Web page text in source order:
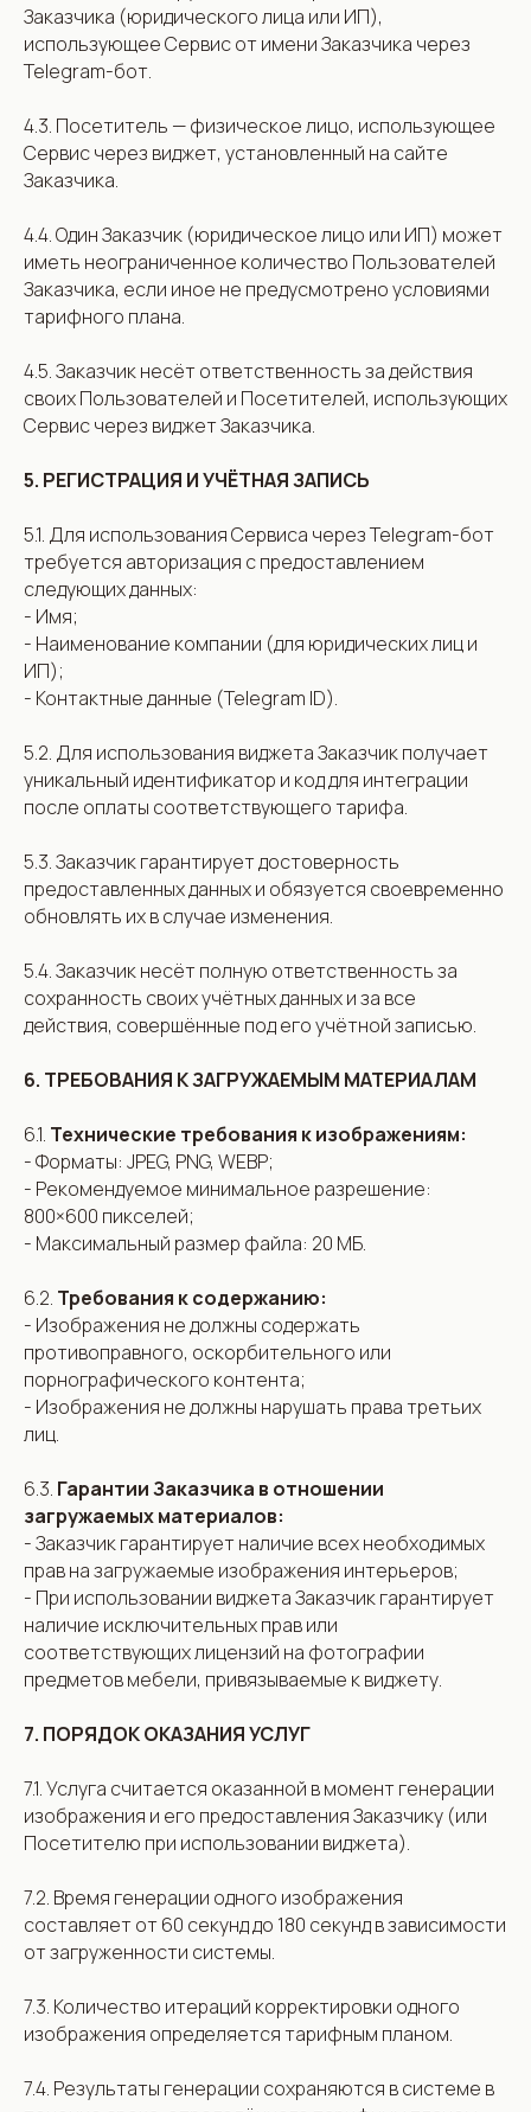
Заказчика (юридического лица или ИП),
использующее Сервис от имени Заказчика через
Telegram-бот.
4.3. Посетитель — физическое лицо, использующее
Сервис через виджет, установленный на сайте
Заказчика.
4.4. Один Заказчик (юридическое лицо или ИП) может
иметь неограниченное количество Пользователей
Заказчика, если иное не предусмотрено условиями
тарифного плана.
4.5. Заказчик несёт ответственность за действия
своих Пользователей и Посетителей, использующих
Сервис через виджет Заказчика.
5. РЕГИСТРАЦИЯ И УЧЁТНАЯ ЗАПИСЬ
5.1. Для использования Сервиса через Telegram-бот
требуется авторизация с предоставлением
следующих данных:
- Имя;
- Наименование компании (для юридических лиц и
ИП);
- Контактные данные (Telegram ID).
5.2. Для использования виджета Заказчик получает
уникальный идентификатор и код для интеграции
после оплаты соответствующего тарифа.
5.3. Заказчик гарантирует достоверность
предоставленных данных и обязуется своевременно
обновлять их в случае изменения.
5.4. Заказчик несёт полную ответственность за
сохранность своих учётных данных и за все
действия, совершённые под его учётной записью.
6. ТРЕБОВАНИЯ К ЗАГРУЖАЕМЫМ МАТЕРИАЛАМ
6.1. Технические требования к изображениям:
- Форматы: JPEG, PNG, WEBP;
- Рекомендуемое минимальное разрешение:
800×600 пикселей;
- Максимальный размер файла: 20 МБ.
6.2. Требования к содержанию:
- Изображения не должны содержать
противоправного, оскорбительного или
порнографического контента;
- Изображения не должны нарушать права третьих
лиц.
6.3. Гарантии Заказчика в отношении
загружаемых материалов:
- Заказчик гарантирует наличие всех необходимых
прав на загружаемые изображения интерьеров;
- При использовании виджета Заказчик гарантирует
наличие исключительных прав или
соответствующих лицензий на фотографии
предметов мебели, привязываемые к виджету.
7. ПОРЯДОК ОКАЗАНИЯ УСЛУГ
7.1. Услуга считается оказанной в момент генерации
изображения и его предоставления Заказчику (или
Посетителю при использовании виджета).
7.2. Время генерации одного изображения
составляет от 60 секунд до 180 секунд в зависимости
от загруженности системы.
7.3. Количество итераций корректировки одного
изображения определяется тарифным планом.
7.4. Результаты генерации сохраняются в системе в